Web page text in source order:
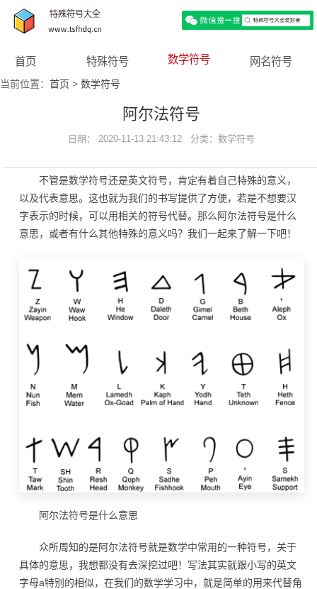
首页 特殊符号 数学符号 网名符号
当前位置： 首页 > 数学符号
阿尔法符号
日期： 2020-11-13 21:43:12 分类：数学符号
不管是数学符号还是英文符号，肯定有着自己特殊的意义，
以及代表意思。这也就为我们的书写提供了方便，若是不想要汉
字表示的时候，可以用相关的符号代替。那么阿尔法符号是什么
意思，或者有什么其他特殊的意义吗？我们一起来了解一下吧！
阿尔法符号是什么意思
众所周知的是阿尔法符号就是数学中常用的一种符号，关于
具体的意思，我想都没有去深挖过吧！写法其实就跟小写的英文
字母a特别的相似，在我们的数学学习中，就是简单的用来代替角